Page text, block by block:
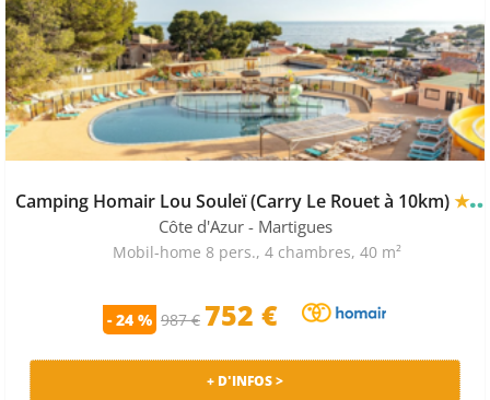
Camping Homair Lou Souleï (Carry Le Rouet à 10km)★★★★
Côte d'Azur - Martigues
Mobil-home 8 pers., 4 chambres, 40 m²
- 24 % 987 € 752 €
+ D'INFOS >